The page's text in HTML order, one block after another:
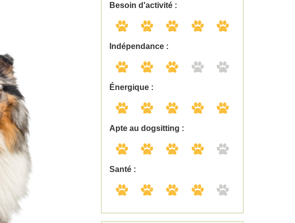
Besoin d'activité :
Indépendance :
Énergique :
Apte au dogsitting :
Santé :